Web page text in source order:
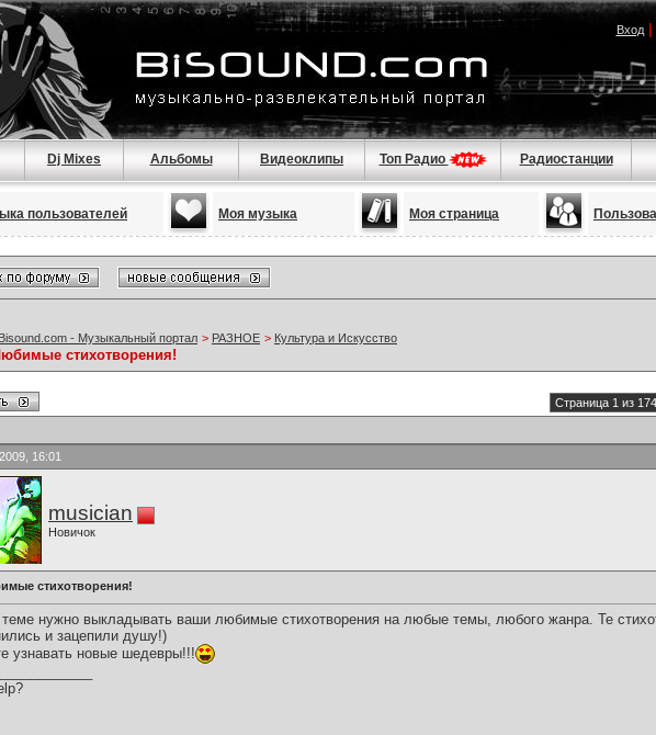
Вход|
Dj Mixes Альбомы Видеоклипы Топ Радио Радиостанции
пользователей Моя музыка Моя страница
Bisound.com - Музыкальный портал > РАЗНОЕ > Культура и Искусство
стихотворения!
Страница 1 из 174
16:01
musician
Новичок
стихотворения!
теме нужно выкладывать ваши любимые стихотворения на любые темы, любого жанра. Те
и зацепили душу!)
узнавать новые шедевры!!!